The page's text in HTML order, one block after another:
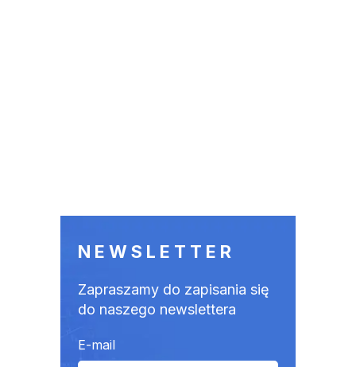
NEWSLETTER
Zapraszamy do zapisania się
do naszego newslettera
E-mail